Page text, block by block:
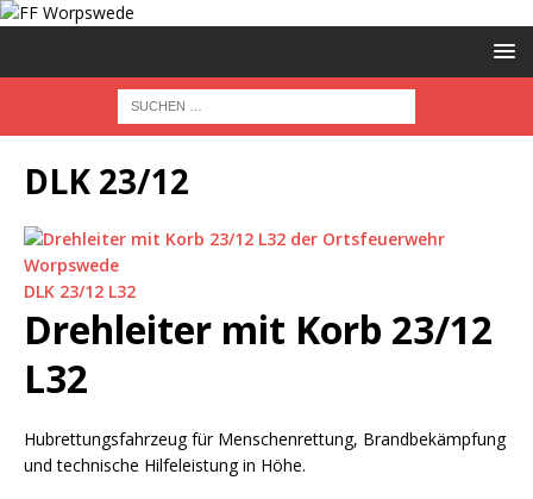
DLK 23/12
DLK 23/12 L32
Drehleiter mit Korb 23/12
L32
Hubrettungsfahrzeug für Menschenrettung, Brandbekämpfung
und technische Hilfeleistung in Höhe.